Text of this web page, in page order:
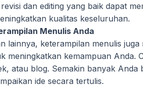
dan editing yang baik dapat
kualitas keseluruhan.
Menulis Anda
lainnya, keterampilan menulis
meningkatkan kemampuan Anda.
atau blog. Semakin banyak Anda
ide secara tertulis.